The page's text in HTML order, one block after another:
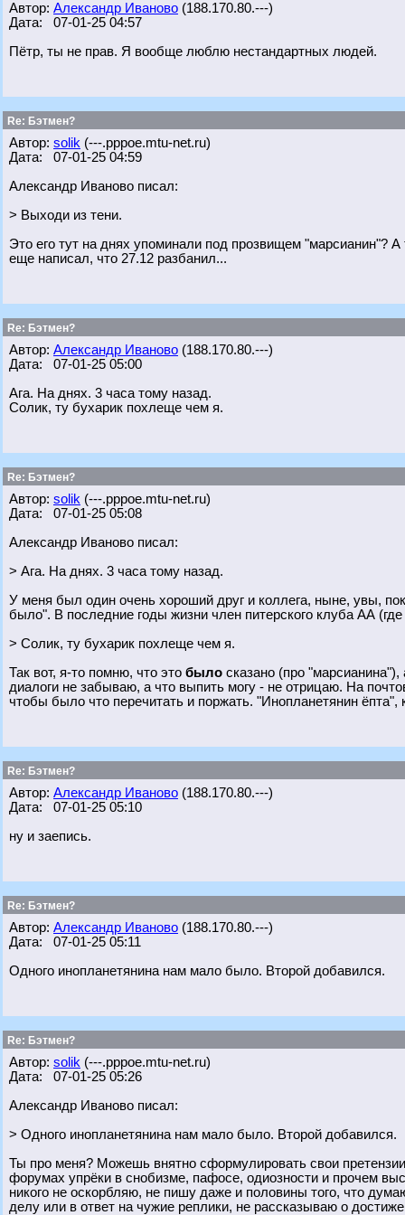
Автор: Александр Иваново (188.170.80.---)
Дата: 07-01-25 04:57
Пётр, ты не прав. Я вообще люблю нестандартных людей.
Re: Бэтмен?
Автор: solik (---.pppoe.mtu-net.ru)
Дата: 07-01-25 04:59
Александр Иваново писал:
> Выходи из тени.
Это его тут на днях упоминали под прозвищем "марсианин"?
еще написал, что 27.12 разбанил...
Re: Бэтмен?
Автор: Александр Иваново (188.170.80.---)
Дата: 07-01-25 05:00
Ага. На днях. 3 часа тому назад.
Солик, ту бухарик похлеще чем я.
Re: Бэтмен?
Автор: solik (---.pppoe.mtu-net.ru)
Дата: 07-01-25 05:08
Александр Иваново писал:
> Ага. На днях. 3 часа тому назад.
У меня был один очень хороший друг и коллега, ныне, увы,
было". В последние годы жизни член питерского клуба АА
> Солик, ту бухарик похлеще чем я.
Так вот, я-то помню, что это было сказано (про "марсианина"),
диалоги не забываю, а что выпить могу - не отрицаю. На
чтобы было что перечитать и поржать. "Инопланетянин ёпта",
Re: Бэтмен?
Автор: Александр Иваново (188.170.80.---)
Дата: 07-01-25 05:10
ну и заепись.
Re: Бэтмен?
Автор: Александр Иваново (188.170.80.---)
Дата: 07-01-25 05:11
Одного инопланетянина нам мало было. Второй добавился.
Re: Бэтмен?
Автор: solik (---.pppoe.mtu-net.ru)
Дата: 07-01-25 05:26
Александр Иваново писал:
> Одного инопланетянина нам мало было. Второй добавился.
Ты про меня? Можешь внятно сформулировать свои
форумах упрёки в снобизме, пафосе, одиозности и прочем
никого не оскорбляю, не пишу даже и половины того, что
делу или в ответ на чужие реплики, не рассказываю о